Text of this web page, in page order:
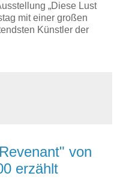
„Diese Lust
mit einer großen
Künstler der
von
erzählt